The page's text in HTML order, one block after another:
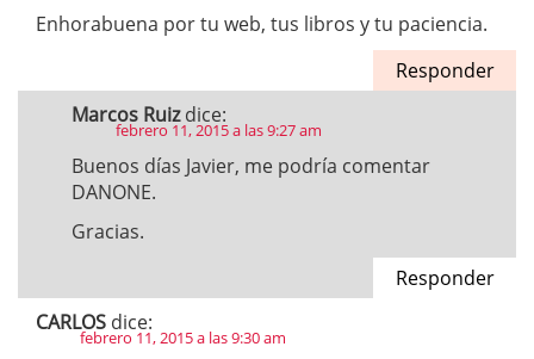
Enhorabuena por tu web, tus libros y tu paciencia.
Responder
Marcos Ruiz dice:
febrero 11, 2015 a las 9:27 am
Buenos días Javier, me podría comentar
DANONE.
Gracias.
Responder
CARLOS dice:
febrero 11, 2015 a las 9:30 am